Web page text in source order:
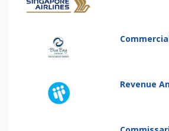
Revenue